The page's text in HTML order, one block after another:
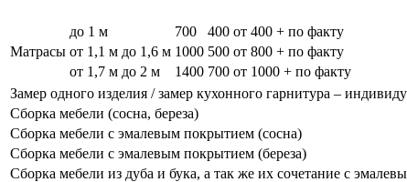
Матрасы
до 1 м 700 400 от 400 + по факту
от 1,1 м до 1,6 м 1000 500 от 800 + по факту
от 1,7 м до 2 м
1400 700 от 1000 + по факту
Замер одного изделия / замер кухонного гарнитура –
Сборка мебели (сосна, береза)
Сборка мебели с эмалевым покрытием (сосна)
Сборка мебели с эмалевым покрытием (береза)
Сборка мебели из дуба и бука, а так же их сочетание с